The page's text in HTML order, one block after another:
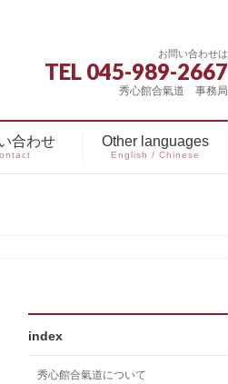
お問い合わせは
TEL 045-989-2667
秀心館合氣道 事務局
合わせ Other languages
English / Chinese
index
秀心館合氣道について